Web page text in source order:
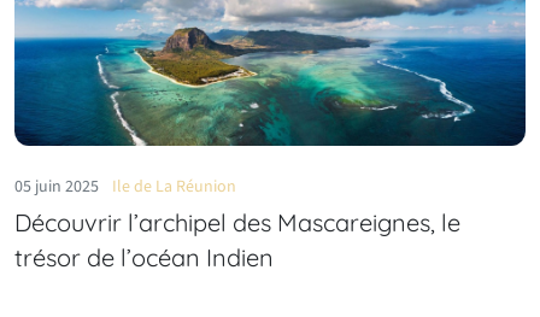
05 juin 2025 Ile de La Réunion
Découvrir l’archipel des Mascareignes, le
trésor de l’océan Indien